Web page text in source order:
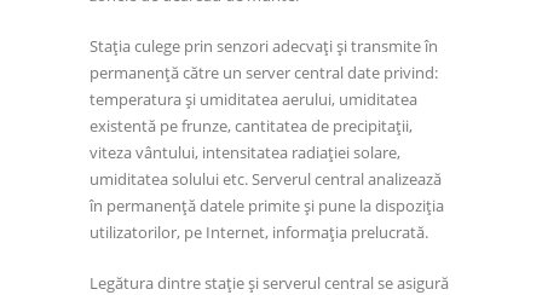
Stația culege prin senzori adecvați și transmite în
permanență către un server central date privind:
temperatura și umiditatea aerului, umiditatea
existentă pe frunze, cantitatea de precipitații,
viteza vântului, intensitatea radiației solare,
umiditatea solului etc. Serverul central analizează
în permanență datele primite și pune la dispoziția
utilizatorilor, pe Internet, informația prelucrată.
Legătura dintre stație și serverul central se asigură